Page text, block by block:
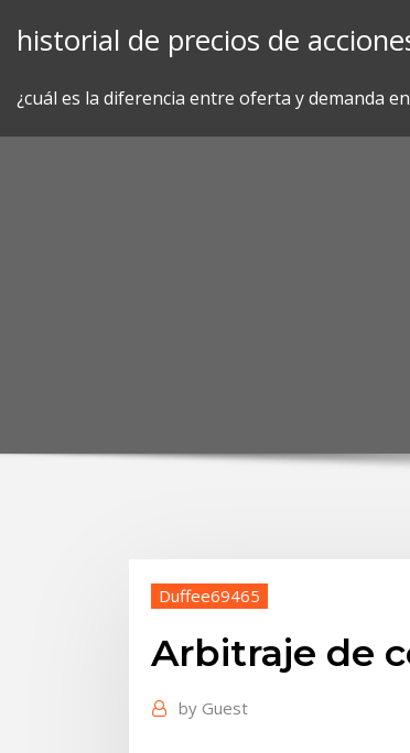
historial de precios de
¿cuál es la diferencia entre oferta y demanda en
Duffee69465
Arbitraje de
by Guest